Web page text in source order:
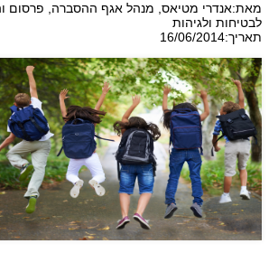
מאת:אנדרי מטיאס, מנהל אגף ההסברה, פרסום
לבטיחות ולגיהות
תאריך:16/06/2014